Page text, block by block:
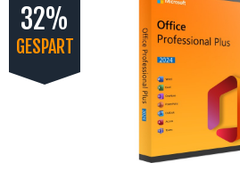
32%
GESPART